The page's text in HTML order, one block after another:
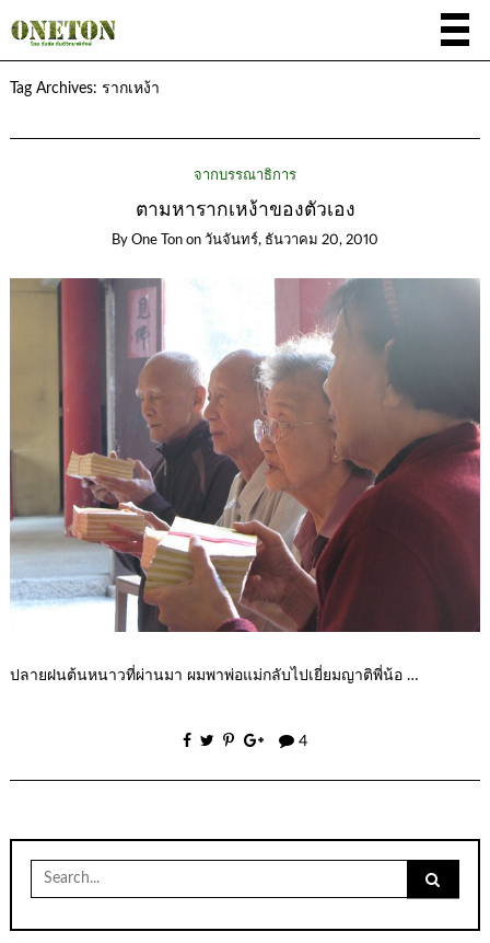
Tag Archives: รากเหง้า
จากบรรณาธิการ
ตามหารากเหง้าของตัวเอง
By One Ton on วันจันทร์, ธันวาคม 20, 2010
ปลายฝนต้นหนาวที่ผ่านมา ผมพาพ่อแม่กลับไปเยี่ยมญาติพี่น้อ …
4
Search
for: